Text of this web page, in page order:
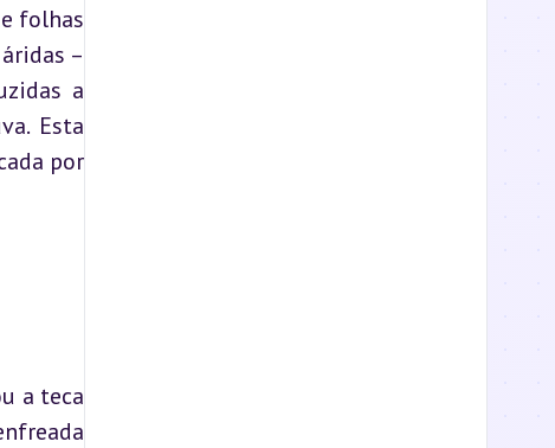
folhas
–
a
Esta
por
a teca